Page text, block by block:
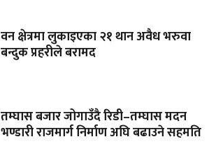
वन क्षेत्रमा लुकाइएका २१ थान अवैध भरुवा
बन्दुक प्रहरीले बरामद
तम्घास बजार जोगाउँदै रिडी–तम्घास मदन
भण्डारी राजमार्ग निर्माण अघि बढाउने सहमति